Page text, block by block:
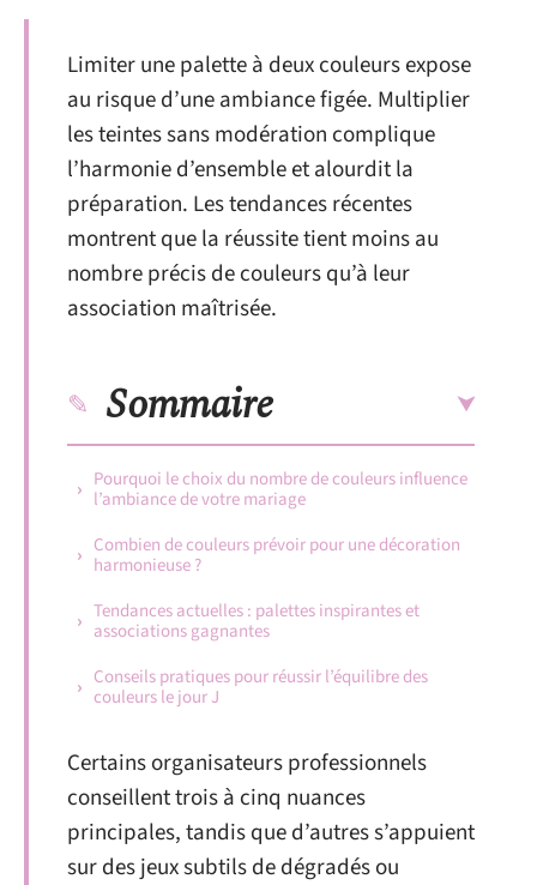
Limiter une palette à deux couleurs expose
au risque d’une ambiance figée. Multiplier
les teintes sans modération complique
l’harmonie d’ensemble et alourdit la
préparation. Les tendances récentes
montrent que la réussite tient moins au
nombre précis de couleurs qu’à leur
association maîtrisée.
Sommaire
Pourquoi le choix du nombre de couleurs influence
l’ambiance de votre mariage
Combien de couleurs prévoir pour une décoration
harmonieuse ?
Tendances actuelles : palettes inspirantes et
associations gagnantes
Conseils pratiques pour réussir l’équilibre des
couleurs le jour J
Certains organisateurs professionnels
conseillent trois à cinq nuances
principales, tandis que d’autres s’appuient
sur des jeux subtils de dégradés ou